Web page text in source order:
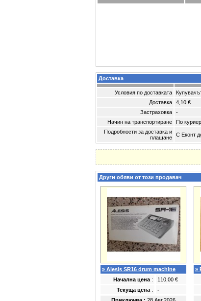
Доставка
Условия по доставката
Доставка
4,10 €
Застраховка
-
Начин на транспортиране
По куриер
Подробности за доставка и
плащане
С Еконт
Други обяви от този продавач
» Alesis SR16 drum machine
Начална цена :
110,00 €
Текуща цена :
-
»